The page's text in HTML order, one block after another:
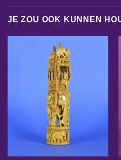
JE ZOU OOK KUNNEN